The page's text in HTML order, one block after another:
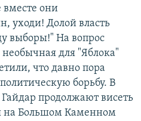
вместе они
уходи! Долой власть
выборы!" На вопрос
для "Яблока"
что давно пора
борьбу. В
продолжают висеть
на Большом Каменном